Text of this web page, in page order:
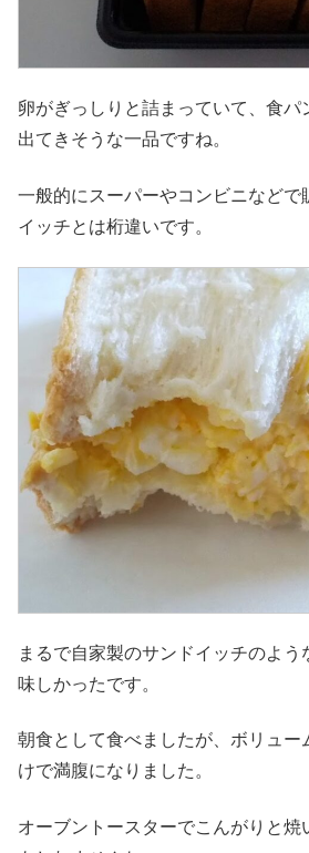
卵がぎっしりと詰まっていて、食パ
出てきそうな一品ですね。
一般的にスーパーやコンビニなどで
イッチとは桁違いです。
まるで自家製のサンドイッチのよう
味しかったです。
朝食として食べましたが、ボリュ
けで満腹になりました。
オーブントースターでこんがりと焼